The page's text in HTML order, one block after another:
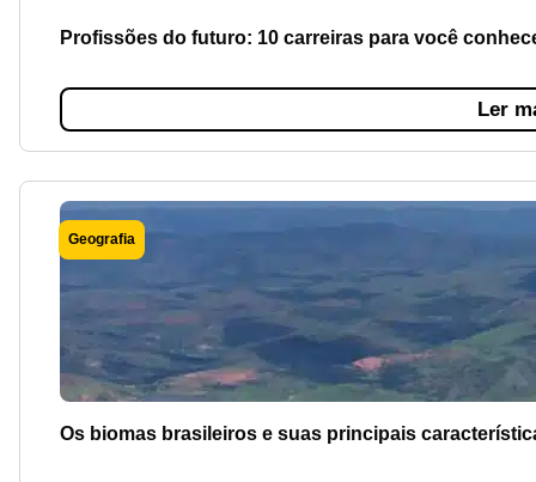
Profissões do futuro: 10 carreiras para você
Ler
Os biomas brasileiros e suas principais
Geografia